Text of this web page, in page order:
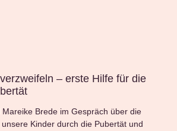
– erste Hilfe für die
Brede im Gespräch über die
Kinder durch die Pubertät und